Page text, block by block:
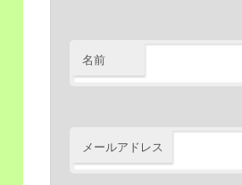
名前
メールアドレス